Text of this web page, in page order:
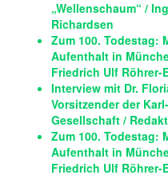
„Wellenschaum“ /
Richardsen
Zum 100. Todestag:
Aufenthalt in
Friedrich Ulf Röhrer-
Interview mit Dr.
Vorsitzender der
Gesellschaft /
Zum 100. Todestag:
Aufenthalt in
Friedrich Ulf Röhrer-